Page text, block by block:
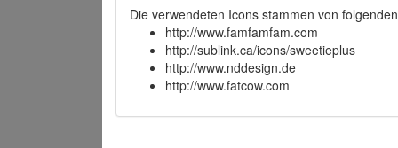
Die verwendeten Icons stammen von
http://www.famfamfam.com
http://sublink.ca/icons/sweetieplus
http://www.nddesign.de
http://www.fatcow.com